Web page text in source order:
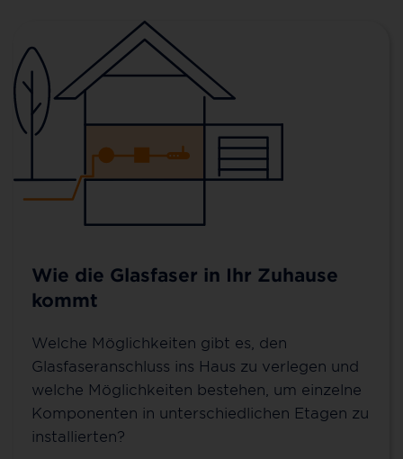
Wie die Glasfaser in Ihr Zuhause
kommt
Welche Möglichkeiten gibt es, den
Glasfaseranschluss ins Haus zu verlegen und
welche Möglichkeiten bestehen, um einzelne
Komponenten in unterschiedlichen Etagen zu
installierten?